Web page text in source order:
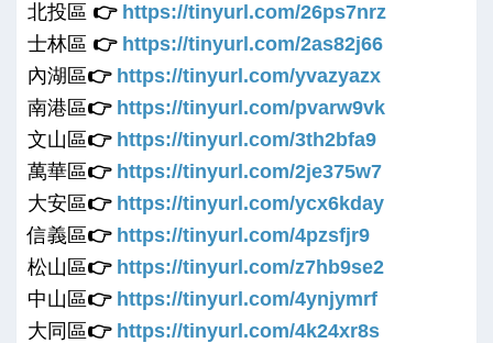
北投區 👉 https://tinyurl.com/26ps7nrz
士林區 👉 https://tinyurl.com/2as82j66
內湖區👉 https://tinyurl.com/yvazyazx
南港區👉 https://tinyurl.com/pvarw9vk
文山區👉 https://tinyurl.com/3th2bfa9
萬華區👉 https://tinyurl.com/2je375w7
大安區👉 https://tinyurl.com/ycx6kday
信義區👉 https://tinyurl.com/4pzsfjr9
松山區👉 https://tinyurl.com/z7hb9se2
中山區👉 https://tinyurl.com/4ynjymrf
大同區👉 https://tinyurl.com/4k24xr8s